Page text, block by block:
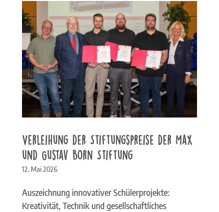
Verleihung der Stiftungspreise der Max
und Gustav Born Stiftung
12. Mai 2026
Auszeichnung innovativer Schülerprojekte:
Kreativität, Technik und gesellschaftliches